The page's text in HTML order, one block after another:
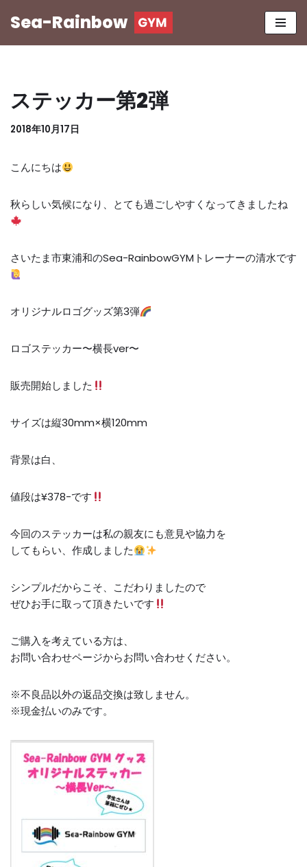
ツ
ス
ッ
Sea-Rainbow
ステッカー第2弾
2018年10月17日
こんにちは
秋らしい気候になり、とても過ごしやすくなってきましたね
さいたま市東浦和のSea-RainbowGYMトレーナーの清水です
オリジナルロゴグッズ第3弾
ロゴステッカー〜横長ver〜
販売開始しました
サイズは縦30mm×横120mm
背景は白、
値段は¥378-です
今回のステッカーは私の親友にも意見や協力を
してもらい、作成しました
シンプルだからこそ、こだわりましたので
ぜひお手に取って頂きたいです
ご購入を考えている方は、
お問い合わせページからお問い合わせください。
※不良品以外の返品交換は致しません。
※現金払いのみです。